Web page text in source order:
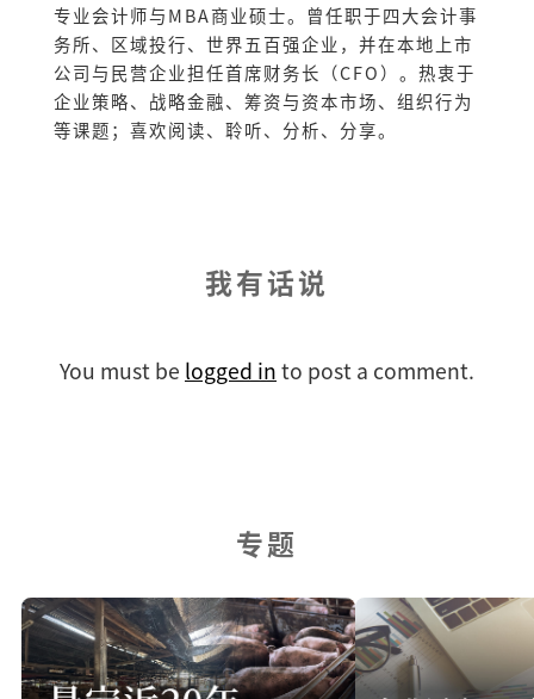
专业会计师与MBA商业硕士。曾任职于四大会计事
务所、区域投行、世界五百强企业，并在本地上市
公司与民营企业担任首席财务长（CFO）。热衷于
企业策略、战略金融、筹资与资本市场、组织行为
等课题；喜欢阅读、聆听、分析、分享。
我有话说
You must be logged in to post a comment.
专题